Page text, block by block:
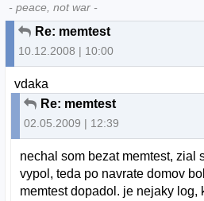
- peace, not war -
Re: memtest
10.12.2008 | 10:00
vdaka
Re: memtest
02.05.2009 | 12:39
nechal som bezat memtest, zial
vypol, teda po navrate domov
memtest dopadol. je nejaky log,